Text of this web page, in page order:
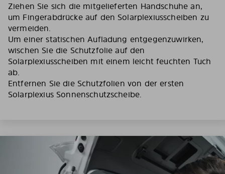
Ziehen Sie sich die mitgelieferten Handschuhe an,
um Fingerabdrücke auf den Solarplexiusscheiben zu
vermeiden.
Um einer statischen Aufladung entgegenzuwirken,
wischen Sie die Schutzfolie auf den
Solarplexiusscheiben mit einem leicht feuchten Tuch
ab.
Entfernen Sie die Schutzfolien von der ersten
Solarplexius Sonnenschutzscheibe.